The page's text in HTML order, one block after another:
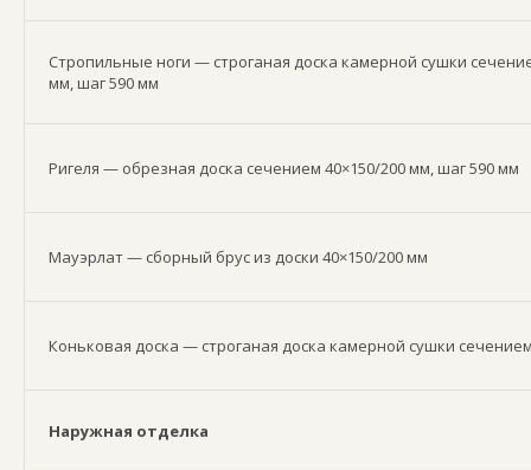
Стропильные ноги — строганая доска камерной сушки
мм, шаг 590 мм
Ригеля — обрезная доска сечением 40×150/200 мм, шаг 590 мм
Мауэрлат — сборный брус из доски 40×150/200 мм
Коньковая доска — строганая доска камерной сушки
Наружная отделка